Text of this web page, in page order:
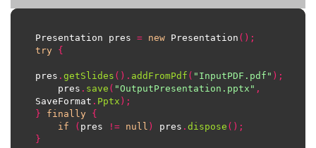
Presentation pres = new Presentation ();
try {
pres . getSlides (). addFromPdf ( "InputPDF.pdf" );
    pres
. save ( "OutputPresentation.pptx" ,
SaveFormat . Pptx );
}
finally {
if
( pres != null ) pres . dispose ();
}